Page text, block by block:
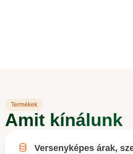
Termékek
Amit kínálunk
Versenyképes árak,